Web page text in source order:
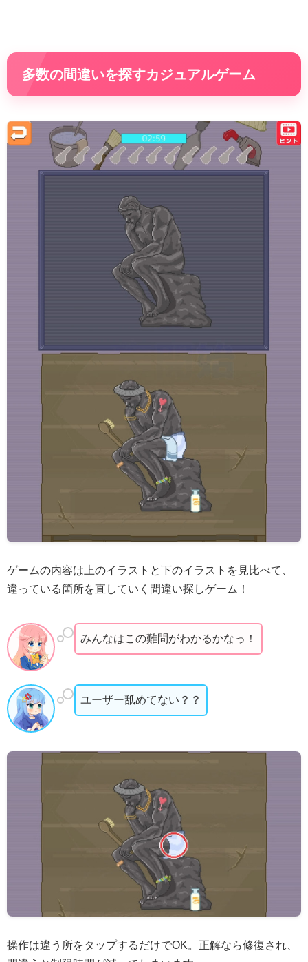
多数の間違いを探すカジュアルゲーム
ゲームの内容は上のイラストと下のイラストを見比べて、
違っている箇所を直していく間違い探しゲーム！
みんなはこの難問がわかるかなっ！
ユーザー舐めてない？？
操作は違う所をタップするだけでOK。正解なら修復され、